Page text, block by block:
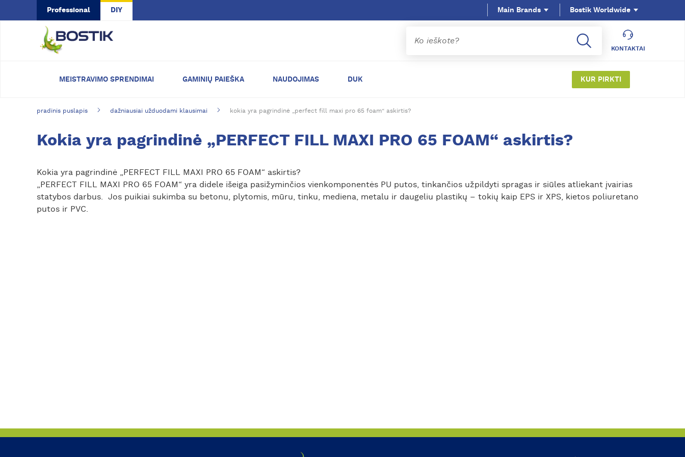
Skip to main content
Professional DIY
KONTAKTAI
Bostik Worldwide
MEISTRAVIMO SPRENDIMAI GAMINIŲ PAIEŠKA NAUDOJIMAS DUK KUR PIRKTI
Main Brands
pradinis puslapis dažniausiai užduodami klausimai kokia yra pagrindinė „perfect fill maxi pro 65 foam“ askirtis?
Kokia yra pagrindinė „PERFECT FILL MAXI PRO 65 FOAM“ askirtis?
Kokia yra pagrindinė „PERFECT FILL MAXI PRO 65 FOAM“ askirtis?
„PERFECT FILL MAXI PRO 65 FOAM“ yra didele išeiga pasižyminčios vienkomponentės PU putos, tinkančios užpildyti spragas ir siūles atliekant įvairias
statybos darbus. Jos puikiai sukimba su betonu, plytomis, mūru, tinku, mediena, metalu ir daugeliu plastikų – tokių kaip EPS ir XPS, kietos poliuretano
putos ir PVC.